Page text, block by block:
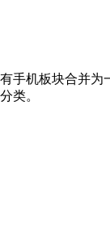
手机板块合并为
类。